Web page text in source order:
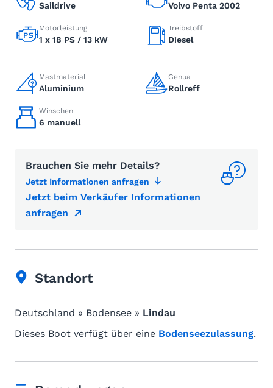
Saildrive Volvo Penta 2002
Motorleistung
1 x 18 PS / 13 kW
Treibstoff
Diesel
Mastmaterial
Aluminium
Genua
Rollreff
Winschen
6 manuell
Brauchen Sie mehr Details?
Jetzt Informationen anfragen
Jetzt beim Verkäufer Informationen
anfragen
Standort
Deutschland » Bodensee » Lindau
Dieses Boot verfügt über eine Bodenseezulassung.